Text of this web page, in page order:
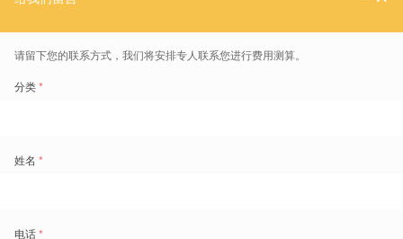
△ 《商业故事大王》Master Trainer 官应廉
紧接着，盖雅 34Learning 资深解决方案总监刘哲华与高级产品经理赵
艳秋